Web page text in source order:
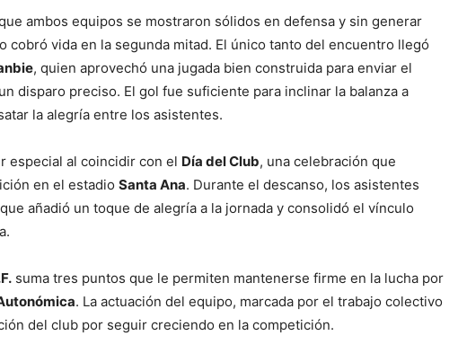
ambos equipos se mostraron sólidos en defensa y sin generar
cobró vida en la segunda mitad. El único tanto del encuentro llegó
, quien aprovechó una jugada bien construida para enviar el
disparo preciso. El gol fue suficiente para inclinar la balanza a
la alegría entre los asistentes.
especial al coincidir con el Día del Club, una celebración que
en el estadio Santa Ana. Durante el descanso, los asistentes
que añadió un toque de alegría a la jornada y consolidó el vínculo
suma tres puntos que le permiten mantenerse firme en la lucha por
. La actuación del equipo, marcada por el trabajo colectivo
del club por seguir creciendo en la competición.